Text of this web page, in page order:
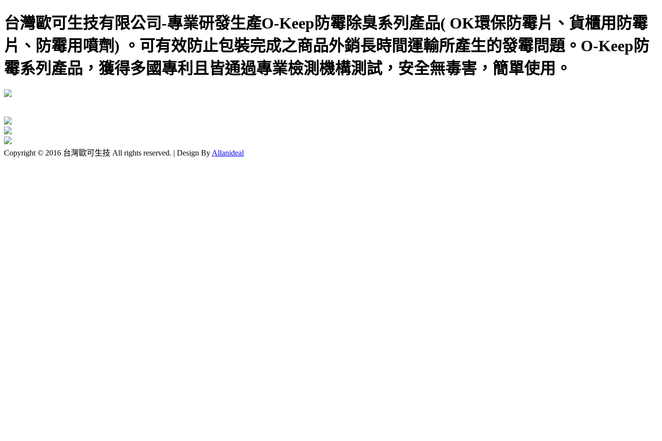
台灣歐可生技有限公司-專業研發生產O-Keep防霉除臭系列產品( OK環保防霉片、貨櫃用防霉
片、防霉用噴劑) 。可有效防止包裝完成之商品外銷長時間運輸所產生的發霉問題。O-Keep防
霉系列產品，獲得多國專利且皆通過專業檢測機構測試，安全無毒害，簡單使用。
Copyright © 2016 台灣歐可生技 All rights reserved. | Design By Allanideal